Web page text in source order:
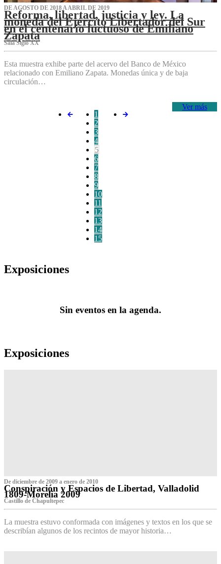
DE AGOSTO DE 2018 A ABRIL DE 2019
Reforma, libertad, justicia y ley. La
moneda del Ejército Libertador del Sur
en el centenario luctuoso de Emiliano
Zapata
Sala Siglo XX
Esta muestra exhibe parte del acervo del Banco de México
relacionado con Emiliano Zapata. Monedas única y de baja
circulación…
Ver más
1
2
3
4
5
6
7
8
9
10
11
12
13
14
15
Exposiciones
Sin eventos en la agenda.
Exposiciones
De diciembre de 2009 a enero de 2010
Conspiración y Espacios de Libertad, Valladolid
1809-Morelia 2009
Castillo de Chapultepec
La muestra estuvo conformada con imágenes y textos en los que se
describían algunos de los recintos de mayor historia…